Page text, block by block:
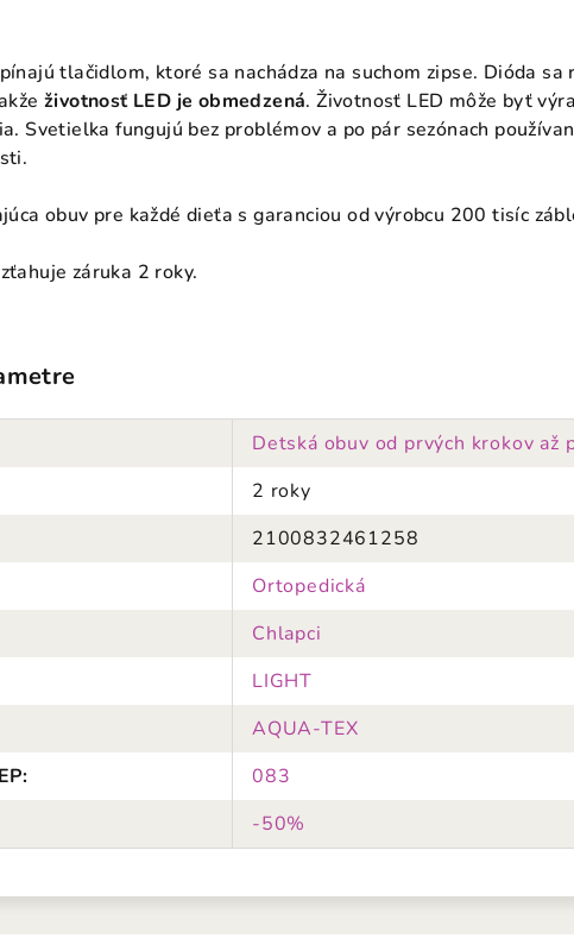
tlačidlom, ktoré sa nachádza na suchom zipse. Dióda
životnosť LED je obmedzená. Životnosť LED môže byť
Svetielka fungujú bez problémov a po pár sezónach
obuv pre každé dieťa s garanciou od výrobcu 200 tisíc
záruka 2 roky.
Detská obuv od prvých krokov až
2 roky
2100832461258
Ortopedická
Chlapci
LIGHT
AQUA-TEX
:
083
-50%